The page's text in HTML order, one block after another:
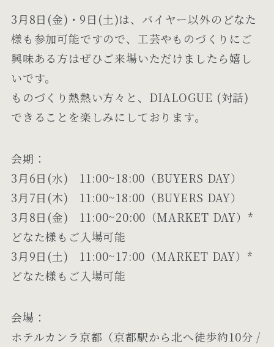
3月8日(金)・9日(土)は、バイヤー以外のどなた
様も参加可能ですので、工芸やものづくりにご
興味ある方はぜひご来場いただけましたら嬉し
いです。
ものづくり熱熱い方々と、DIALOGUE (対話)
できることを楽しみにしております。
会期：
3月6日(水) 11:00~18:00（BUYERS DAY）
3月7日(木) 11:00~18:00（BUYERS DAY）
3月8日(金) 11:00~20:00（MARKET DAY）*
どなた様もご入場可能
3月9日(土) 11:00~17:00（MARKET DAY）*
どなた様もご入場可能
会場：
ホテルカンラ京都（京都駅から北へ徒歩約10分 /